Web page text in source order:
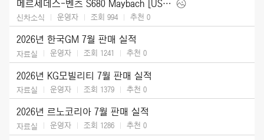
메르세데스-벤츠 S680 Maybach [US] (2027)
신차소식 운영자 조회 994 추천 0
2026년 한국GM 7월 판매 실적
자료실 운영자 조회 1241 추천 0
2026년 KG모빌리티 7월 판매 실적
자료실 운영자 조회 1379 추천 0
2026년 르노코리아 7월 판매 실적
자료실 운영자 조회 1286 추천 0